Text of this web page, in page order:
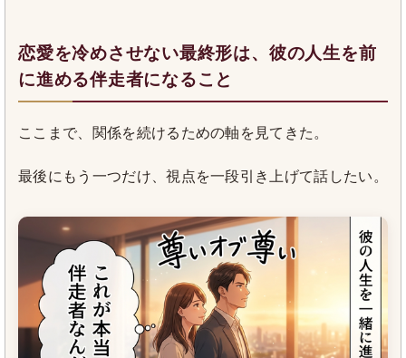
恋愛を冷めさせない最終形は、彼の人生を前
に進める伴走者になること
ここまで、関係を続けるための軸を見てきた。
最後にもう一つだけ、視点を一段引き上げて話したい。